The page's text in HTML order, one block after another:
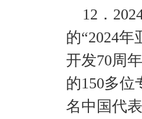
12 ．
的“2024
开发70周
的150多位
名中国代